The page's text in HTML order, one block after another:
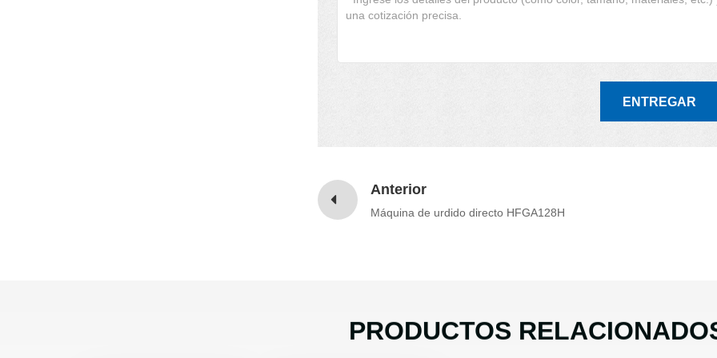
ENTREGAR
Anterior
Máquina de urdido directo HFGA128H
PRODUCTOS